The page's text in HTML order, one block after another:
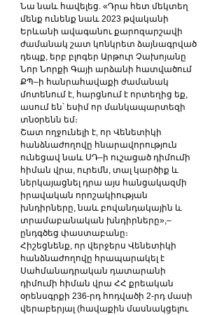
Նա նաև հավելեց. «Դրա հետ մեկտեղ
մենք ունենք նաև 2023 թվականի
Երևանի ավագանու քարոզարշավի
ժամանակ շատ կոնկրետ ձայնագրված
դեպք, երբ բլոգեր Արթուր Չախոյանը
Նոր Նորքի Գայի արձանի հատվածում
ՔՊ–ի հանրահավաքի ժամանակ
մոտենում է, հարցնում է որտեղից եք,
ասում են՝ եսիմ որ մանկապարտեզի
տնօրենն եմ։
Շատ ողջունելի է, որ Վենետիկի
հանձնաժողովը հնարավորություն
ունեցավ նաև ՍԴ–ի ուշացած դիմումի
հիման վրա, ուրեմն, տալ կարծիք և
ներկայացնել դրա այս հանցակազմի
իրավական որոշակիության
խնդիրները, նաև բովանդակային և
տրամաբանական խնդիրները»,–
ընդգծեց փաստաբանը։
Հիշեցնենք, որ վերջերս Վենետիկի
հանձնաժողովը հրապարակել է
Սահմանադրական դատարանի
դիմումի հիման վրա ՀՀ քրեական
օրենսգրքի 236-րդ հոդվածի 2-րդ մասի
վերաբերյալ (հավաքին մասնակցելու